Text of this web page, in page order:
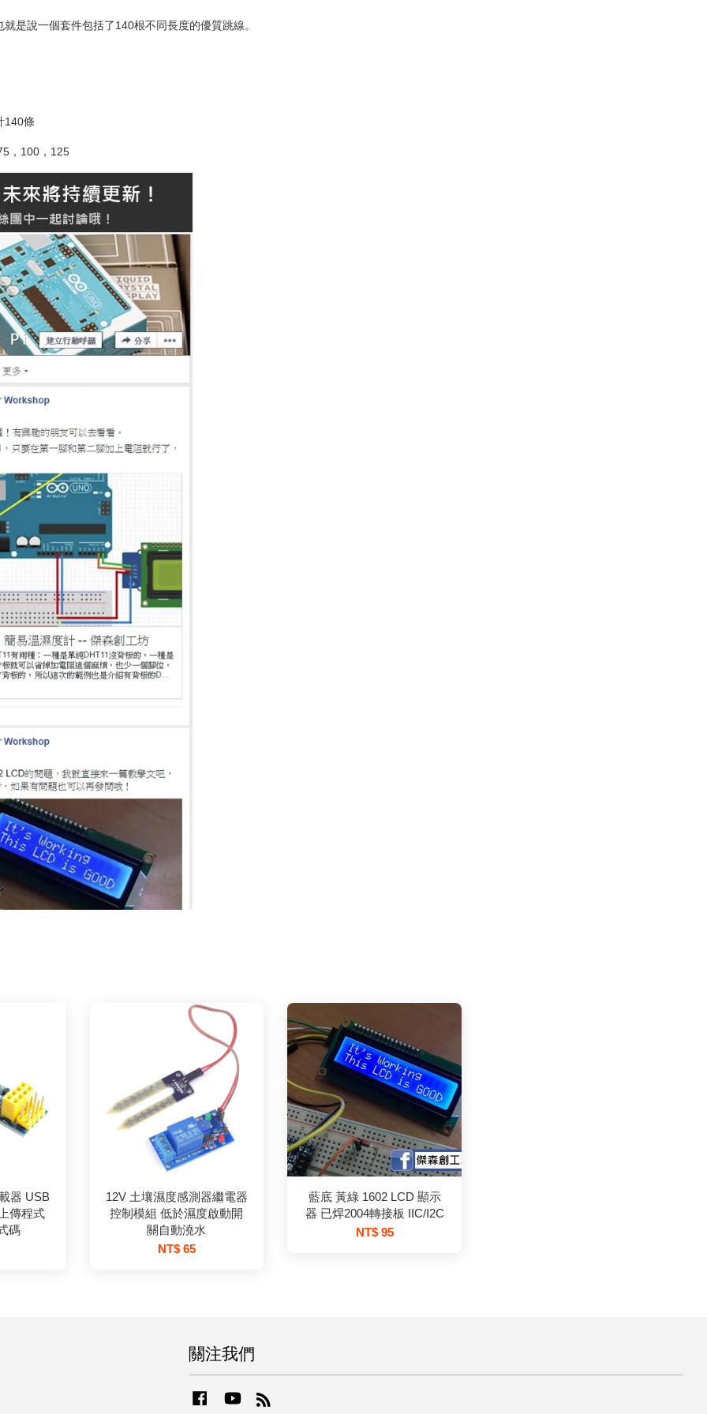
是說一個套件包括了140根不同長度的優質跳線。
140條
，100，125
器 USB
傳程式
碼
12V 土壤濕度感測器繼電器
控制模組 低於濕度啟動開
關自動澆水
NT$ 65
藍底 黃綠 1602 LCD 顯示
器 已焊2004轉接板 IIC/I2C
NT$ 95
關注我們
FacebookYouTube